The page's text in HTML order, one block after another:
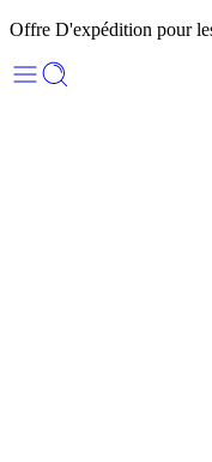
Offre D'expédition pour